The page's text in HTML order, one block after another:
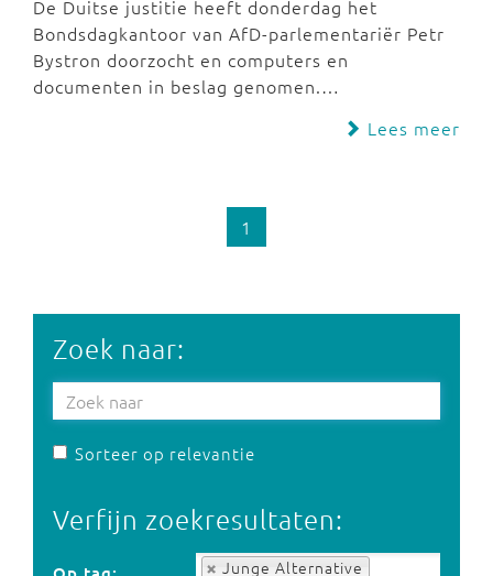
De Duitse justitie heeft donderdag het
Bondsdagkantoor van AfD-parlementariër Petr
Bystron doorzocht en computers en
documenten in beslag genomen.…
Lees meer
1
Zoek naar:
Sorteer op relevantie
Verfijn zoekresultaten:
Junge Alternative
Op tag: